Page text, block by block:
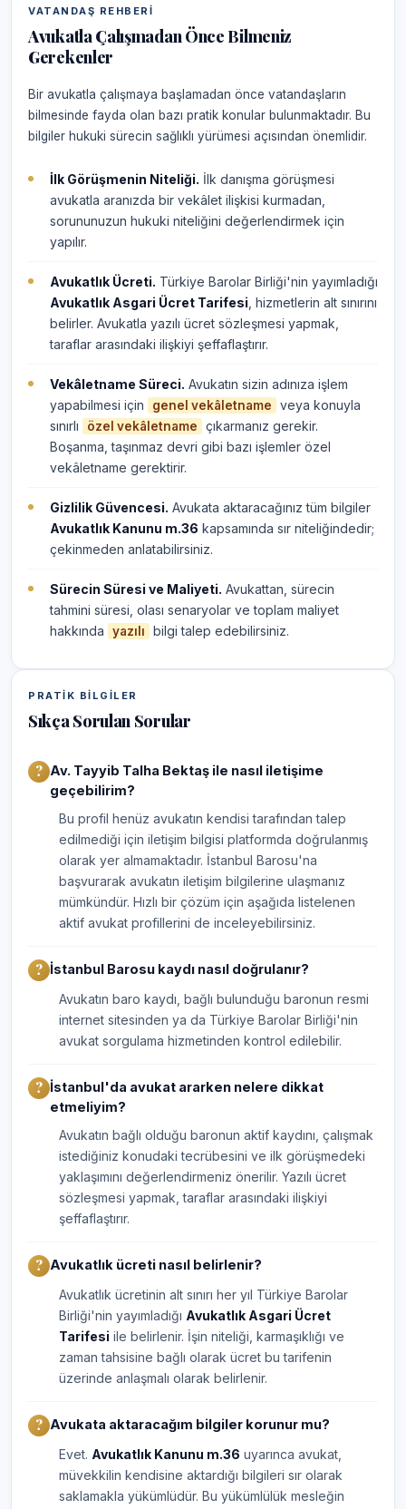
VATANDAŞ REHBERI
Avukatla Çalışmadan Önce Bilmeniz
Gerekenler
Bir avukatla çalışmaya başlamadan önce vatandaşların
bilmesinde fayda olan bazı pratik konular bulunmaktadır. Bu
bilgiler hukuki sürecin sağlıklı yürümesi açısından önemlidir.
İlk Görüşmenin Niteliği. İlk danışma görüşmesi
avukatla aranızda bir vekâlet ilişkisi kurmadan,
sorununuzun hukuki niteliğini değerlendirmek için
yapılır.
Avukatlık Ücreti. Türkiye Barolar Birliği'nin yayımladığı
Avukatlık Asgari Ücret Tarifesi , hizmetlerin alt sınırını
belirler. Avukatla yazılı ücret sözleşmesi yapmak,
taraflar arasındaki ilişkiyi şeffaflaştırır.
Vekâletname Süreci. Avukatın sizin adınıza işlem
yapabilmesi için
genel vekâletname
veya konuyla
sınırlı
özel vekâletname
çıkarmanız gerekir.
Boşanma, taşınmaz devri gibi bazı işlemler özel
vekâletname gerektirir.
Gizlilik Güvencesi. Avukata aktaracağınız tüm bilgiler
Avukatlık Kanunu m.36 kapsamında sır niteliğindedir;
çekinmeden anlatabilirsiniz.
Sürecin Süresi ve Maliyeti. Avukattan, sürecin
tahmini süresi, olası senaryolar ve toplam maliyet
hakkında
yazılı bilgi talep edebilirsiniz.
PRATIK BILGILER
Sıkça Sorulan Sorular
Av. Tayyib Talha Bektaş ile nasıl iletişime
geçebilirim?
Bu profil henüz avukatın kendisi tarafından talep
edilmediği için iletişim bilgisi platformda doğrulanmış
olarak yer almamaktadır. İstanbul Barosu'na
başvurarak avukatın iletişim bilgilerine ulaşmanız
mümkündür. Hızlı bir çözüm için aşağıda listelenen
aktif avukat profillerini de inceleyebilirsiniz.
İstanbul Barosu kaydı nasıl doğrulanır?
Avukatın baro kaydı, bağlı bulunduğu baronun resmi
internet sitesinden ya da Türkiye Barolar Birliği'nin
avukat sorgulama hizmetinden kontrol edilebilir.
İstanbul'da avukat ararken nelere dikkat
etmeliyim?
Avukatın bağlı olduğu baronun aktif kaydını, çalışmak
istediğiniz konudaki tecrübesini ve ilk görüşmedeki
yaklaşımını değerlendirmeniz önerilir. Yazılı ücret
sözleşmesi yapmak, taraflar arasındaki ilişkiyi
şeffaflaştırır.
Avukatlık ücreti nasıl belirlenir?
Avukatlık ücretinin alt sınırı her yıl Türkiye Barolar
Birliği'nin yayımladığı Avukatlık Asgari Ücret
Tarifesi ile belirlenir. İşin niteliği, karmaşıklığı ve
zaman tahsisine bağlı olarak ücret bu tarifenin
üzerinde anlaşmalı olarak belirlenir.
Avukata aktaracağım bilgiler korunur mu?
Evet. Avukatlık Kanunu m.36 uyarınca avukat,
müvekkilin kendisine aktardığı bilgileri sır olarak
saklamakla yükümlüdür. Bu yükümlülük mesleğin